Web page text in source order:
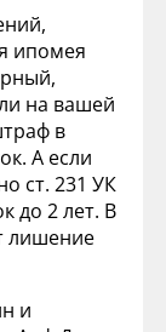
ипомея
на вашей
в
А если
ст. 231 УК
до 2 лет. В
лишение
и